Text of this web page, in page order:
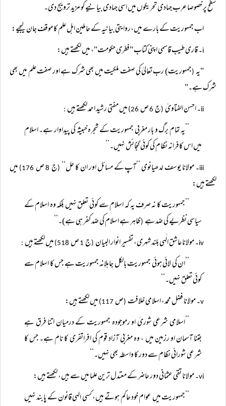
سطح پر خصوصا عرب جہادی تحریکوں میں اسی جہادی بیانیے کو مزید ترویج دی۔
اب جمہوریت کے بارے میں،روایتی بیانیہ کے حاملین اہل علم کا موقف جان لیجیے:
i۔ قاری طیب قاسمی اپنی کتاب "فطری حکومت"، میں لکھتے ہیں:
"یہ (جمہوریت) رب تعالیٰ کی صفت ملکیت میں بھی شرک ہے اور صفت علم میں بھی
شرک ہے۔"
ii۔ احسن الفتاویٰ (ج ص میں مفتی رشید احمد لکھتے ہیں :
’’یہ تمام برگ و بار مغربی جمہوریت کے شجرہ خبیثہ کی پیداوار ہے۔ اسلام
میں اس کافرانہ نظام کی کوئی گنجائش نہیں۔‘‘
iii۔ مولانا یوسف لدھیانوی ’’آپ کے مسائل اور ان کا حل‘‘ (ج ص
میں
لکھتے ہیں:
’’جمہوریت کا نہ صرف یہ کہ اسلام سے کوئی تعلق نہیں بلکہ وہ اسلام کے
سیاسی نظریے کی ضد ہے (ظاہر ہے اسلام کی ضد کفر ہی ہے)۔‘‘
iv۔ مولانا عاشق الٰہی بلند شہری، تفسیر انوار البیان (ج ص میں لکھتے ہیں :
’’ان کی لائی ہوئی جمہوریت بالکل جاہلانہ جمہوریت ہے جس کا اسلام سے
کوئی تعلق نہیں۔‘‘
v۔ مولانا فضل محمد، اسلامی خلافت (ص
میں لکھتے ہیں:
’’اسلامی شرعی شوریٰ او رموجودہ جمہوریت کے درمیان اتنا فرق ہے
جتنا آسمان او رزمین میں ، وہ مغربی آزاد قوم کی افراتفری کا نام ہے۔ جس کا
شرعی شورائی نظام سے دور کا واسطہ بھی نہیں۔‘‘
vi۔ مولانا تقی عثمانی دور حاضر کے معتدل ترین علما میں سے ہیں، لکھتے ہیں:
’’جمہوریت میں عوام خود حاکم ہوتے ہیں، کسی الہی قانون کے پابند نہیں